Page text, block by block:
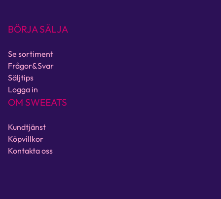
BÖRJA SÄLJA
Se sortiment
Frågor&Svar
Säljtips
Logga in
OM SWEEATS
Kundtjänst
Köpvillkor
Kontakta oss